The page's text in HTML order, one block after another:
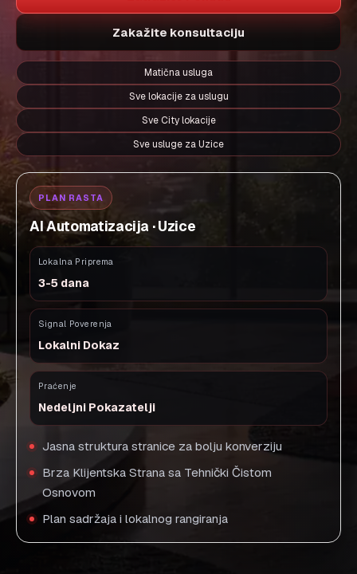
Zakažite konsultaciju
Matična usluga
Sve lokacije za uslugu
Sve City lokacije
Sve usluge za Uzice
PLAN RASTA
AI Automatizacija · Uzice
Lokalna Priprema
3-5 dana
Signal Poverenja
Lokalni Dokaz
Praćenje
Nedeljni Pokazatelji
Jasna struktura stranice za bolju konverziju
Brza Klijentska Strana sa Tehnički Čistom
Osnovom
Plan sadržaja i lokalnog rangiranja